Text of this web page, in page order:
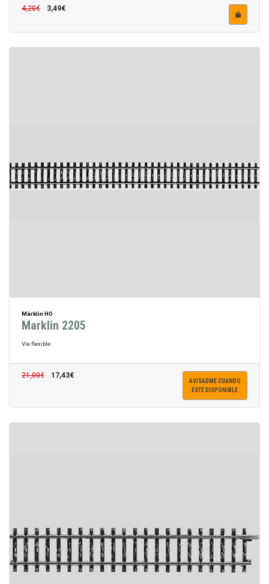
4,20€ 3,49€
Märklin HO
Marklin 2205
Vía flexible.
21,00€ 17,43€
AVISADME CUANDO
ESTÉ DISPONIBLE